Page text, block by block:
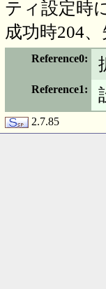
ティ設定時
成功時204
Reference0
Reference1
2.7.85